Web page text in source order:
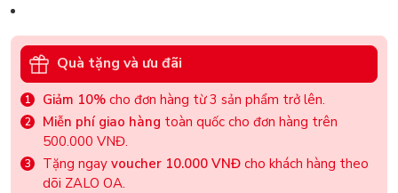
Quà tặng và ưu đãi
Giảm 10% cho đơn hàng từ 3 sản phẩm trở lên.
Miễn phí giao hàng toàn quốc cho đơn hàng trên
500.000 VNĐ.
Tặng ngay voucher 10.000 VNĐ cho khách hàng theo
dõi ZALO OA.